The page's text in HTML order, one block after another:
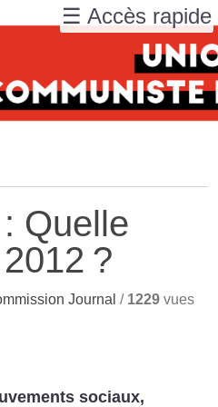
Quelle
?
Journal / 1229 vues
sociaux,
☰ Accès rapide